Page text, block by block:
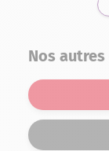
Nos